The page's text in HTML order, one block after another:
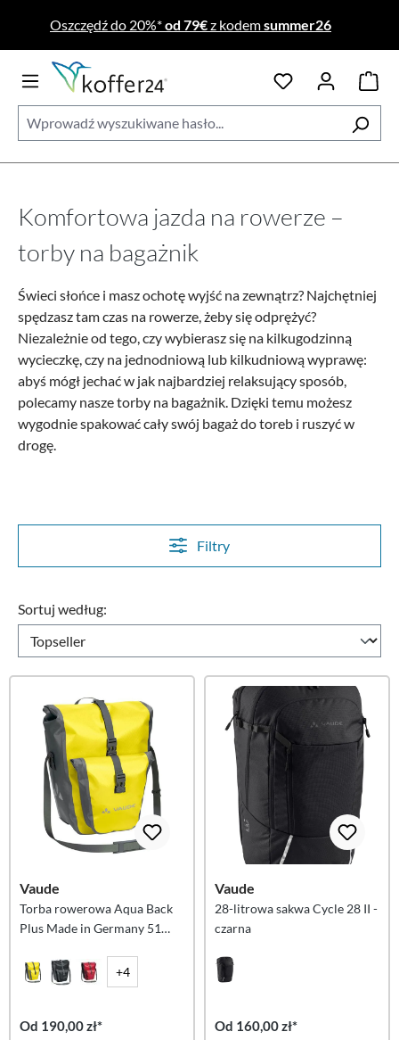
Przejdź do głównej zawartości
Oszczędź do 20%*od 79€z kodemsummer26
Komfortowa jazda na rowerze –
torby na bagażnik
Świeci słońce i masz ochotę wyjść na zewnątrz? Najchętniej
spędzasz tam czas na rowerze, żeby się odprężyć?
Niezależnie od tego, czy wybierasz się na kilkugodzinną
wycieczkę, czy na jednodniową lub kilkudniową wyprawę:
abyś mógł jechać w jak najbardziej relaksujący sposób,
polecamy nasze torby na bagażnik. Dzięki temu możesz
wygodnie spakować cały swój bagaż do toreb i ruszyć w
drogę.
Filtry
Sortuj według:
Vaude
Torba rowerowa Aqua Back
Plus Made in Germany 51
+4
Od 190,00 zł*
Vaude
28-litrowa sakwa Cycle 28 II -
czarna
Od 160,00 zł*